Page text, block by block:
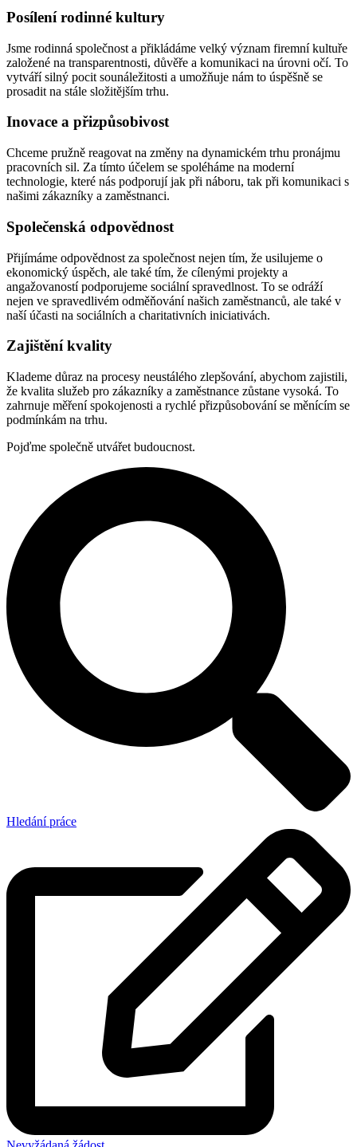
Posílení rodinné kultury
Jsme rodinná společnost a přikládáme velký význam firemní kultuře
založené na transparentnosti, důvěře a komunikaci na úrovni očí. To
vytváří silný pocit sounáležitosti a umožňuje nám to úspěšně se
prosadit na stále složitějším trhu.
Inovace a přizpůsobivost
Chceme pružně reagovat na změny na dynamickém trhu pronájmu
pracovních sil. Za tímto účelem se spoléháme na moderní
technologie, které nás podporují jak při náboru, tak při komunikaci s
našimi zákazníky a zaměstnanci.
Společenská odpovědnost
Přijímáme odpovědnost za společnost nejen tím, že usilujeme o
ekonomický úspěch, ale také tím, že cílenými projekty a
angažovaností podporujeme sociální spravedlnost. To se odráží
nejen ve spravedlivém odměňování našich zaměstnanců, ale také v
naší účasti na sociálních a charitativních iniciativách.
Zajištění kvality
Klademe důraz na procesy neustálého zlepšování, abychom zajistili,
že kvalita služeb pro zákazníky a zaměstnance zůstane vysoká. To
zahrnuje měření spokojenosti a rychlé přizpůsobování se měnícím se
podmínkám na trhu.
Pojďme společně utvářet budoucnost.
Hledání práce